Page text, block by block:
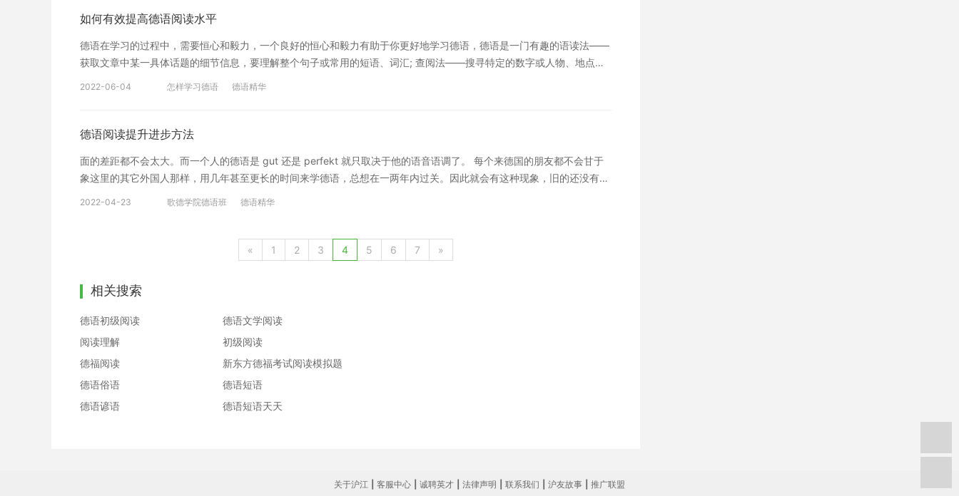
并有意识地综合运用阅读方法和技巧。 以上就是小编给大家分享的德语阅读学习方法，希望可以给大家学习带来帮助。
如何有效提高德语阅读水平
德语在学习的过程中，需要恒心和毅力，一个良好的恒心和毅力有助于你更好地学习德语，德语是一门有趣的语读法——
获取文章中某一具体话题的细节信息，要理解整个句子或常用的短语、词汇; 查阅法——搜寻特定的数字或人物、地点、
并有意识地综合运用阅读方法和技巧。 以上就是小编给大家分享的德语阅读提升方法，希望可以给大家学习带来帮助。
2022-06-04 怎样学习德语 德语精华
德语阅读提升进步方法
面的差距都不会太大。而一个人的德语是 gut 还是 perfekt 就只取决于他的语音语调了。 每个来德国的朋友都不会甘于
象这里的其它外国人那样，用几年甚至更长的时间来学德语，总想在一两年内过关。因此就会有这种现象，旧的还没有消
把每个词都“听出来”。可能你不明白这个词的意思，你要知道每句话都是单个的词组成的就够了。以后的文章里会有更详
细的介绍 DSH考试并不是德语的过关，而只是一个开始。德语只有在上了专业课的时候才会有本质上的进步。因为那是
语阅读水平提升方法，希望可以给大家学习带来帮助。
2022-04-23 歌德学院德语班 德语精华
« 1 2 3 4 5 6 7 »
相关搜索
德语初级阅读
德语文学阅读
阅读理解
初级阅读
德福阅读
新东方德福考试阅读模拟题
德语俗语
德语短语
德语谚语
德语短语天天
关于沪江 客服中心 诚聘英才 法律声明 联系我们 沪友故事 推广联盟